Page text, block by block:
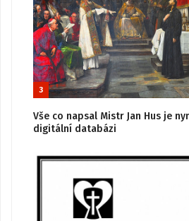
3
Vše co napsal Mistr Jan Hus je
digitální databázi